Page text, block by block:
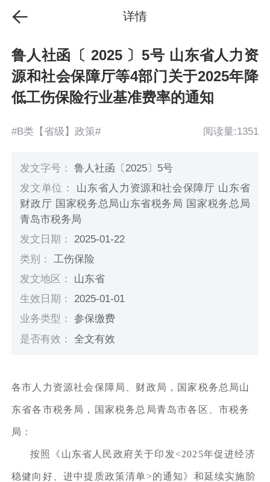
详情
鲁人社函〔 2025 〕5号 山东省人力资
源和社会保障厅等4部门关于2025年降
低工伤保险行业基准费率的通知
#B类【省级】政策# 阅读量:1351
发文字号：鲁人社函〔2025〕5号
发文单位： 山东省人力资源和社会保障厅 山东省
财政厅 国家税务总局山东省税务局 国家税务总局
青岛市税务局
发文日期： 2025-01-22
类别：工伤保险
发文地区： 山东省
生效日期： 2025-01-01
业务类型：参保缴费
是否有效：全文有效
各市人力资源社会保障局、财政局，国家税务总局山
东省各市税务局，国家税务总局青岛市各区、市税务
局：
按照《山东省人民政府关于印发<2025年促进经济
稳健向好、进中提质政策清单>的通知》和延续实施阶